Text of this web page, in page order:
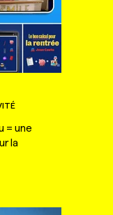
= une
la